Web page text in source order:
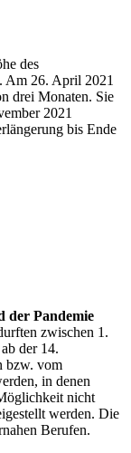
des
Am 26. April 2021
drei Monaten. Sie
2021
bis Ende
der Pandemie
zwischen 1.
der 14.
bzw. vom
in denen
nicht
werden. Die
Berufen.